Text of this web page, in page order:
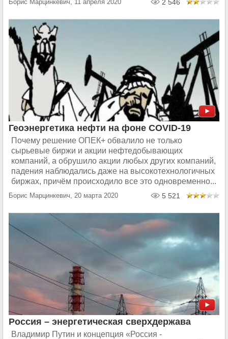
Борис Марцинкевич, 11 апреля 2020 2 546
Геоэнергетика нефти на фоне COVID-19
Почему решение ОПЕК+ обвалило не только
сырьевые биржи и акции нефтедобывающих
компаний, а обрушило акции любых других компаний,
падения наблюдались даже на высокотехнологичных
биржах, причём происходило все это одновременно...
Борис Марцинкевич, 20 марта 2020 5 521
Россия – энергетическая сверхдержава
Владимир Путин и концепция «Россия -